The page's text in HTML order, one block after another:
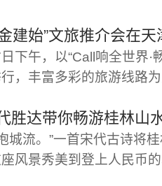
建始”文旅推介会在天
下午，以“Call响全世界·
，丰富多彩的旅游线路
胜达带你畅游桂林山
城流。”一首宋代古诗将
风景秀美到登上人民币